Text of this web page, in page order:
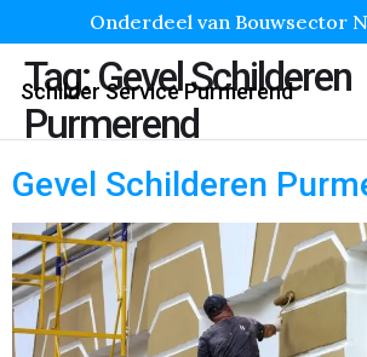
Onderdeel van Bouwsector
Schilder Service Purmerend
Tag:Gevel Schilderen
Purmerend
Gevel Schilderen